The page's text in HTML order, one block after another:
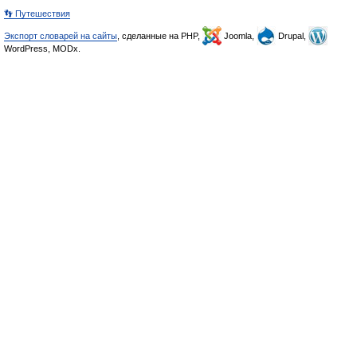
👣 Путешествия
Экспорт словарей на сайты , сделанные на PHP, Joomla,
Drupal,
WordPress, MODx.